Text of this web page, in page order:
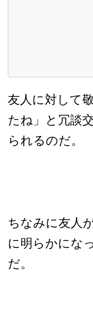
友人に対して
たね」と冗談
られるのだ。
ちなみに友人
に明らかにな
だ。